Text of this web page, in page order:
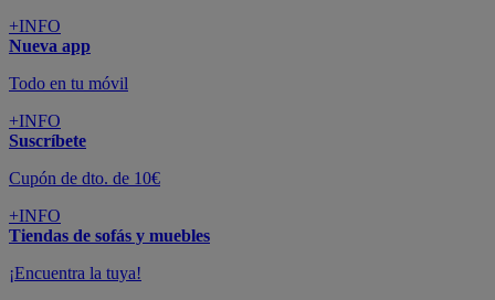
+INFO
Nueva app
Todo en tu móvil
+INFO
Suscríbete
Cupón de dto. de 10€
+INFO
Tiendas de sofás y muebles
¡Encuentra la tuya!